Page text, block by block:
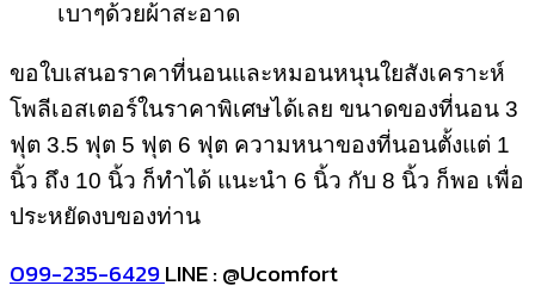
เบาๆด้วยผ้าสะอาด
ขอใบเสนอราคาที่นอนและหมอนหนุนใยสังเคราะห์
โพลีเอสเตอร์ในราคาพิเศษได้เลย ขนาดของที่นอน 3
ฟุต 3.5 ฟุต 5 ฟุต 6 ฟุต ความหนาของที่นอนตั้งแต่ 1
นิ้ว ถึง 10 นิ้ว ก็ทำได้ แนะนำ 6 นิ้ว กับ 8 นิ้ว ก็พอ เพื่อ
ประหยัดงบของท่าน
099-235-6429LINE : @Ucomfort